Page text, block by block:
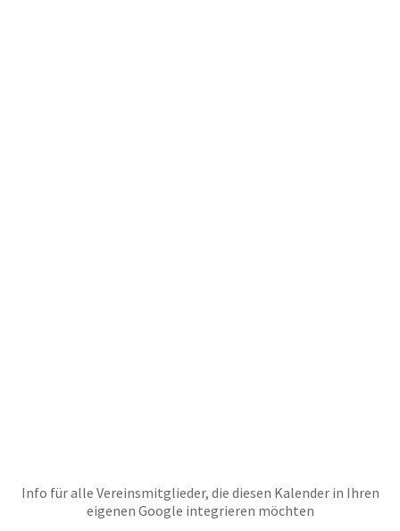
Info für alle Vereinsmitglieder, die diesen Kalender in Ihren
eigenen Google integrieren möchten